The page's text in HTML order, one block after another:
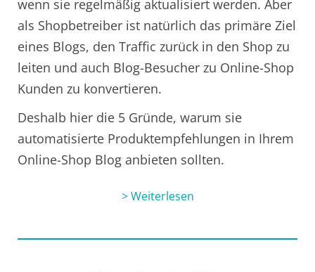
wenn sie regelmäßig aktualisiert werden. Aber
als Shopbetreiber ist natürlich das primäre Ziel
eines Blogs, den Traffic zurück in den Shop zu
leiten und auch Blog-Besucher zu Online-Shop
Kunden zu konvertieren.
Deshalb hier die 5 Gründe, warum sie
automatisierte Produktempfehlungen in Ihrem
Online-Shop Blog anbieten sollten.
> Weiterlesen